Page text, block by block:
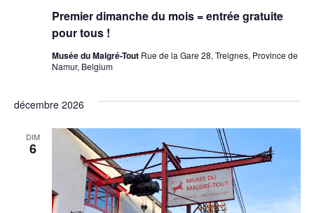
Premier dimanche du mois = entrée gratuite
pour tous !
Musée du Malgré-Tout Rue de la Gare 28, Treignes, Province de
Namur, Belgium
décembre 2026
DIM
6